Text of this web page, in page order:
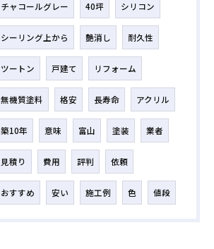
チャコールグレー 40坪 シリコン
シーリング上から 艶消し 耐久性
ツートン 戸建て リフォーム
無機質塗料 格安 長寿命 アクリル
築10年 意味 富山 塗装 業者
見積り 費用 評判 依頼
おすすめ 安い 施工例 色 値段